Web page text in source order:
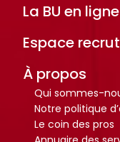
La BU en ligne
Espace
À propos
Qui sommes-
Notre politique
Le coin des pros